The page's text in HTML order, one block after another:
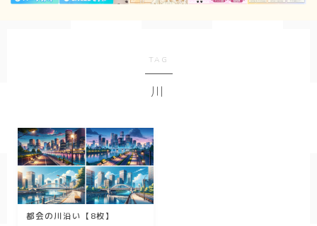
New Year
Valentine
Tanabata
Halloween
TAG
川
都会の川沿い【8枚】